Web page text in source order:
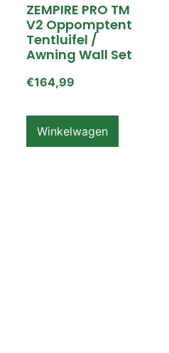
ZEMPIRE PRO TM
V2 Oppomptent
Tentluifel /
Awning Wall Set
€164,99
Winkelwagen